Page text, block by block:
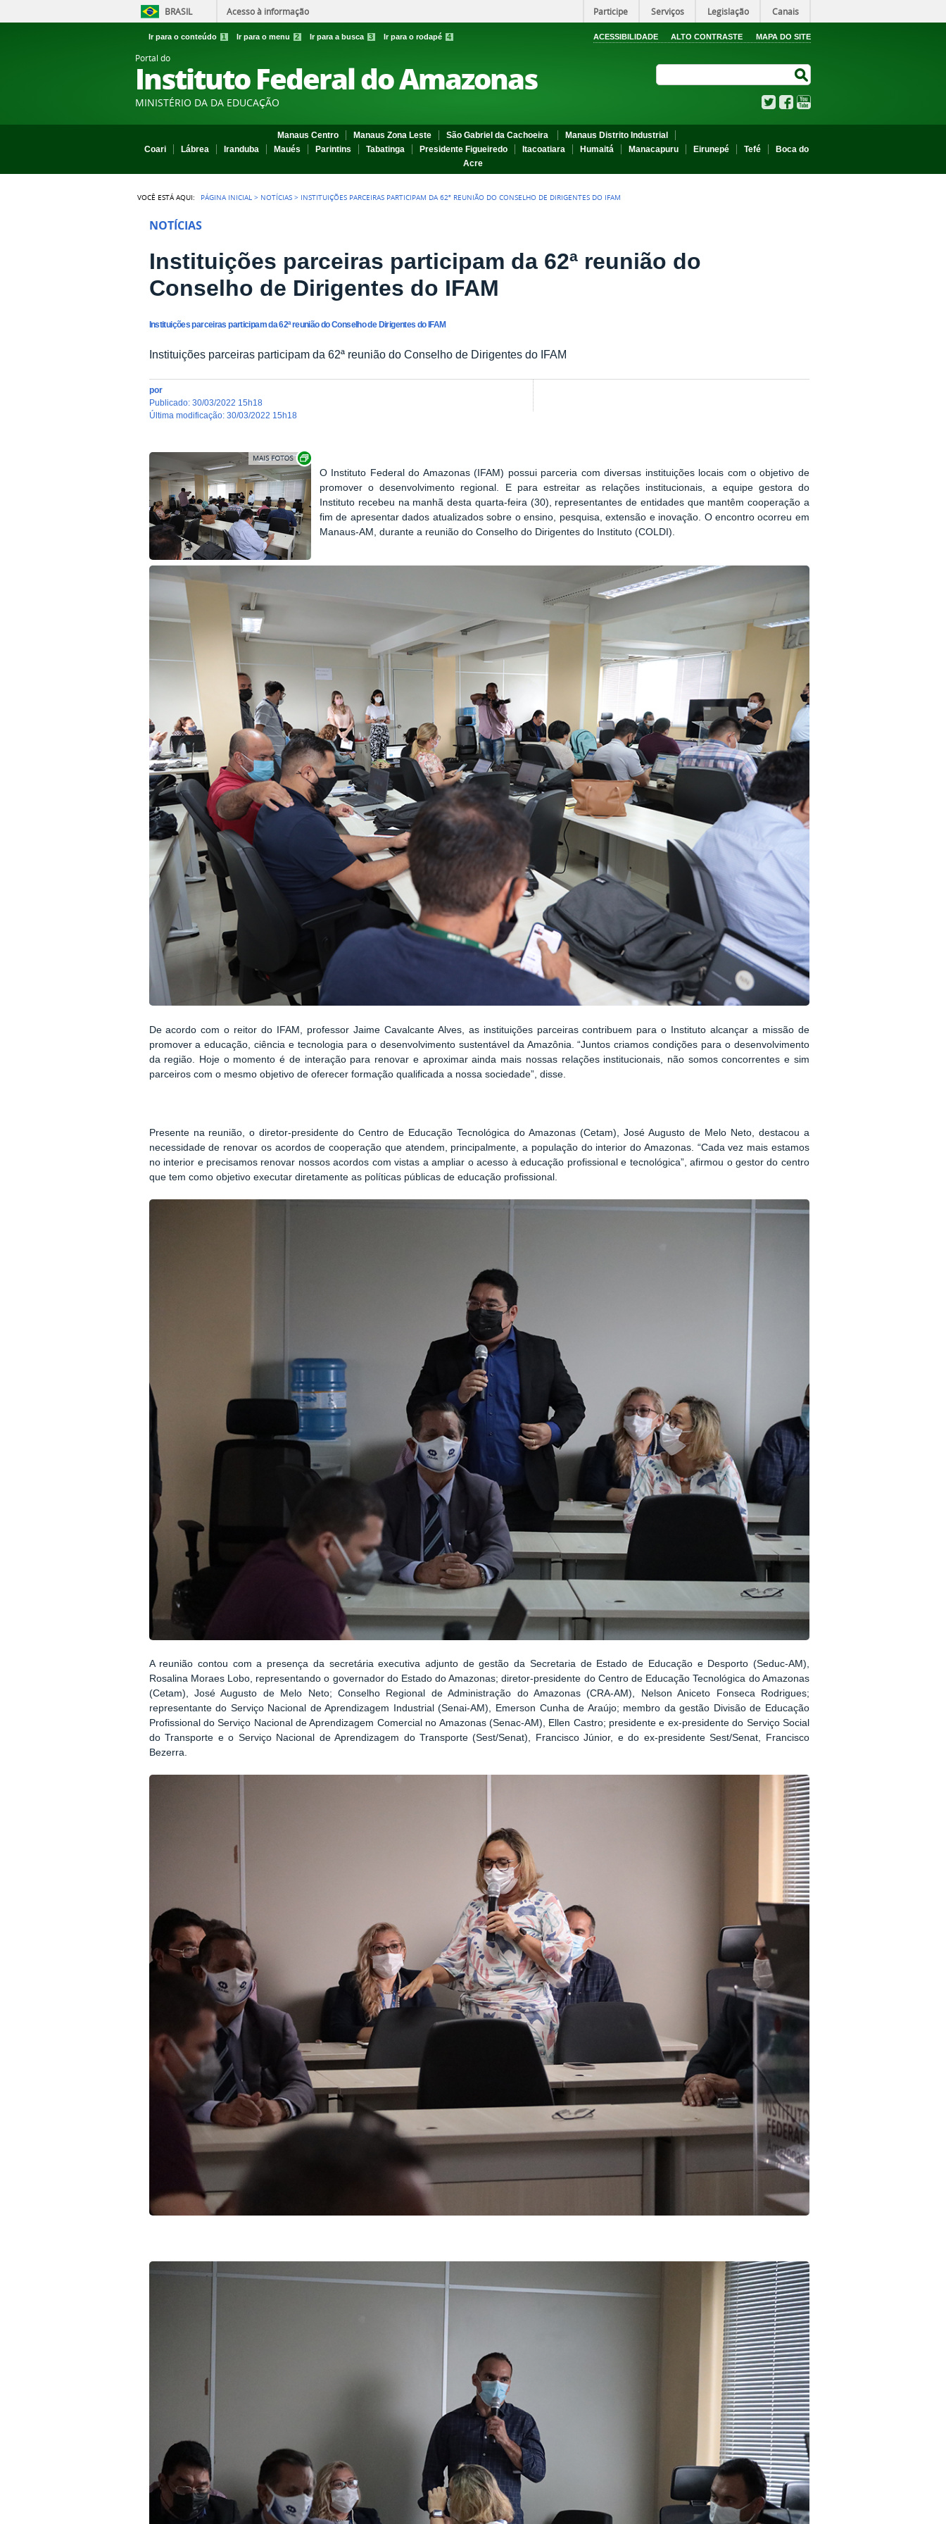
BRASIL Acesso à informação Participe Serviços Legislação Canais
Ir para o conteúdo 1 Ir para o menu 2 Ir para a busca 3 Ir para o rodapé 4 ACESSIBILIDADE ALTO CONTRASTE MAPA DO SITE
Portal do
Instituto Federal do Amazonas
MINISTÉRIO DA DA EDUCAÇÃO TwitterFacebook
Manaus Centro Manaus Zona Leste São Gabriel da Cachoeira
Manaus Distrito Industrial
Coari
Lábrea Iranduba Maués Parintins Tabatinga Presidente Figueiredo Itacoatiara Humaitá Manacapuru Eirunepé Tefé
Boca do
Acre
VOCÊ ESTÁ AQUI: PÁGINA INICIAL > NOTÍCIAS > INSTITUIÇÕES PARCEIRAS PARTICIPAM DA 62ª REUNIÃO DO CONSELHO DE DIRIGENTES DO IFAM
NOTÍCIAS
Instituições parceiras participam da 62ª reunião do
Conselho de Dirigentes do IFAM
Instituições parceiras participam da 62ª reunião do Conselho de Dirigentes do IFAM
Instituições parceiras participam da 62ª reunião do Conselho de Dirigentes do IFAM
por
publicado: 30/03/2022 15h18
última modificação: 30/03/2022 15h18
O Instituto Federal do Amazonas (IFAM) possui parceria com diversas instituições locais com o objetivo de
promover o desenvolvimento regional. E para estreitar as relações institucionais, a equipe gestora do
Instituto recebeu na manhã desta quarta-feira (30), representantes de entidades que mantêm cooperação a
fim de apresentar dados atualizados sobre o ensino, pesquisa, extensão e inovação. O encontro ocorreu em
Manaus-AM, durante a reunião do Conselho do Dirigentes do Instituto (COLDI).
De acordo com o reitor do IFAM, professor Jaime Cavalcante Alves, as instituições parceiras contribuem para o Instituto alcançar a missão de
promover a educação, ciência e tecnologia para o desenvolvimento sustentável da Amazônia. “Juntos criamos condições para o desenvolvimento
da região. Hoje o momento é de interação para renovar e aproximar ainda mais nossas relações institucionais, não somos concorrentes e sim
parceiros com o mesmo objetivo de oferecer formação qualificada a nossa sociedade”, disse.
Presente na reunião, o diretor-presidente do Centro de Educação Tecnológica do Amazonas (Cetam), José Augusto de Melo Neto, destacou a
necessidade de renovar os acordos de cooperação que atendem, principalmente, a população do interior do Amazonas. “Cada vez mais estamos
no interior e precisamos renovar nossos acordos com vistas a ampliar o acesso à educação profissional e tecnológica”, afirmou o gestor do centro
que tem como objetivo executar diretamente as políticas públicas de educação profissional.
A reunião contou com a presença da secretária executiva adjunto de gestão da Secretaria de Estado de Educação e Desporto (Seduc-AM),
Rosalina Moraes Lobo, representando o governador do Estado do Amazonas; diretor-presidente do Centro de Educação Tecnológica do Amazonas
(Cetam), José Augusto de Melo Neto; Conselho Regional de Administração do Amazonas (CRA-AM), Nelson Aniceto Fonseca Rodrigues;
representante do Serviço Nacional de Aprendizagem Industrial (Senai-AM), Emerson Cunha de Araújo; membro da gestão Divisão de Educação
Profissional do Serviço Nacional de Aprendizagem Comercial no Amazonas (Senac-AM), Ellen Castro; presidente e ex-presidente do Serviço Social
do Transporte e o Serviço Nacional de Aprendizagem do Transporte (Sest/Senat), Francisco Júnior, e do ex-presidente Sest/Senat, Francisco
Bezerra.